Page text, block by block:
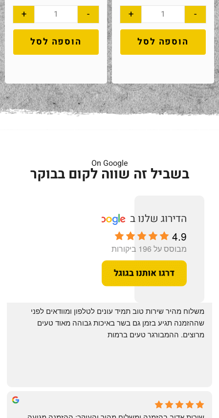
-
+
הוספה לסל
-
+
הוספה לסל
On Google
בשביל זה שווה לקום בבוקר
4.9
מבוסס על 196 ביקורות
May Azulay
a month ago
מרוצים. ההמבורגר טעים ברמות